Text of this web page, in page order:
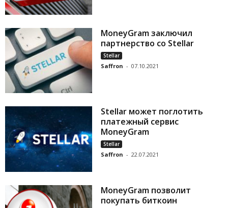
MoneyGram заключил
партнерство со Stellar
Stellar
Saffron - 07.10.2021
Stellar может поглотить
платежный сервис
MoneyGram
Stellar
Saffron - 22.07.2021
MoneyGram позволит
покупать биткоин